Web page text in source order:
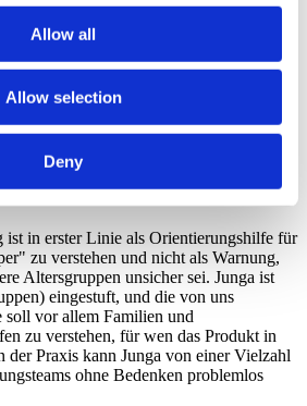
Allow all
Allow selection
Deny
um den Fokus auf positive
und Ermutigung zu legen.
angstauslösende,
Die Altersfreigabe Bei
ist in erster Linie als Orientierungshilfe für
zu verstehen und nicht als Warnung,
Altersgruppen unsicher sei. Junga ist
eingestuft, und die von uns
soll vor allem Familien und
zu verstehen, für wen das Produkt in
der Praxis kann Junga von einer Vielzahl
ohne Bedenken problemlos